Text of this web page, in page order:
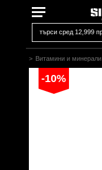
> Витамини и минерали
-10%